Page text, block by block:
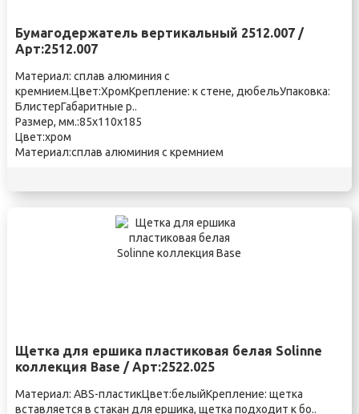
Бумагодержатель вертикальный 2512.007 /
Арт:2512.007
Материал: сплав алюминия с
кремнием.Цвет:ХромКрепление: к стене, дюбельУпаковка:
БлистерГабаритные р..
Размер, мм.:85х110х185
Цвет:хром
Материал:сплав алюминия с кремнием
Щетка для ершика пластиковая белая Solinne
коллекция Base / Арт:2522.025
Материал: ABS-пластикЦвет:белыйКрепление: щетка
вставляется в стакан для ершика, щетка подходит к бо..